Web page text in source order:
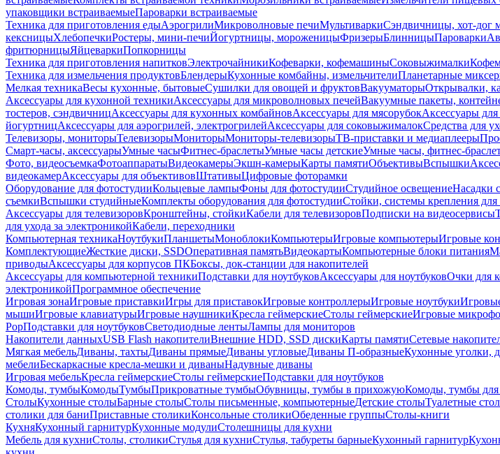
упаковщики встраиваемыеПароварки встраиваемые
Техника для приготовления едыАэрогрилиМикроволновые печиМультиваркиСэндвичницы, хот-дог
кексницыХлебопечкиРостеры, мини-печиЙогуртницы, мороженицыФризерыБлинницыПароварки
фритюрницыЯйцеваркиПопкорницы
Техника для приготовления напитковЭлектрочайникиКофеварки, кофемашиныСоковыжималки
Техника для измельчения продуктовБлендерыКухонные комбайны, измельчителиПланетарные
Мелкая техникаВесы кухонные, бытовыеСушилки для овощей и фруктовВакууматорыОткрывалки,
Аксессуары для кухонной техникиАксессуары для микроволновых печейВакуумные пакеты,
тостеров, сэндвичницАксессуары для кухонных комбайновАксессуары для мясорубокАксессуары
йогуртницАксессуары для аэрогрилей, электрогрилейАксессуары для соковыжималокСредства для
Телевизоры, мониторыТелевизорыМониторыМониторы-телевизорыТВ-приставки и медиаплееры
Смарт-часы, аксессуарыУмные часыФитнес-браслетыУмные часы детскиеУмные часы, фитнес-
Фото, видеосъемкаФотоаппаратыВидеокамерыЭкшн-камерыКарты памятиОбъективыВспышки
видеокамерАксессуары для объективовШтативыЦифровые фоторамки
Оборудование для фотостудииКольцевые лампыФоны для фотостудииСтудийное освещениеНасадки
съемкиВспышки студийныеКомплекты оборудования для фотостудииСтойки, системы крепления для
Аксессуары для телевизоровКронштейны, стойкиКабели для телевизоровПодписки на видеосервисы
для ухода за электроникойКабели, переходники
Компьютерная техникаНоутбукиПланшетыМоноблокиКомпьютерыИгровые компьютерыИгровые
КомплектующиеЖесткие диски, SSDОперативная памятьВидеокартыКомпьютерные блоки питания
приводыАксессуары для корпусов ПКБоксы, док-станции для накопителей
Аксессуары для компьютерной техникиПодставки для ноутбуковАксессуары для ноутбуковОчки для
электроникойПрограммное обеспечение
Игровая зонаИгровые приставкиИгры для приставокИгровые контроллерыИгровые ноутбуки
мышиИгровые клавиатурыИгровые наушникиКресла геймерскиеСтолы геймерскиеИгровые
PopПодставки для ноутбуковСветодиодные лентыЛампы для мониторов
Накопители данныхUSB Flash накопителиВнешние HDD, SSD дискиКарты памятиСетевые
Мягкая мебельДиваны, тахтыДиваны прямыеДиваны угловыеДиваны П-образныеКухонные уголки,
мебелиБескаркасные кресла-мешки и диваныНадувные диваны
Игровая мебельКресла геймерскиеСтолы геймерскиеПодставки для ноутбуков
Комоды, тумбыКомодыТумбыПрикроватные тумбыОбувницы, тумбы в прихожуюКомоды, тумбы для
СтолыКухонные столыБарные столыСтолы письменные, компьютерныеДетские столыТуалетные
столики для баниПриставные столикиКонсольные столикиОбеденные группыСтолы-книги
КухняКухонный гарнитурКухонные модулиСтолешницы для кухни
Мебель для кухниСтолы, столикиСтулья для кухниСтулья, табуреты барныеКухонный гарнитур